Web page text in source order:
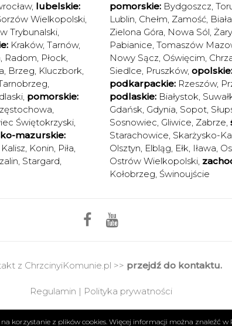
, lubelskie:
Wielkopolski,
Trybunalski,
Kraków, Tarnów,
, Radom, Płock,
, Brzeg, Kluczbork,
,
, pomorskie:
,
Świętokrzyski,
mazurskie:
Kalisz, Konin, Piła,
, Stargard,
pomorskie: Bydgoszcz,
Lublin, Chełm, Zamość,
Zielona Góra, Nowa Sól, Żary
Pabianice, Tomaszów
Nowy Sącz, Oświęcim,
Siedlce, Pruszków, opolskie:
podkarpackie: Rzeszów,
podlaskie: Białystok,
Gdańsk, Gdynia, Sopot,
Sosnowiec, Gliwice, Zabrze,
Starachowice, Skarżysko-
Olsztyn, Elbląg, Ełk, Iława,
Ostrów Wielkopolski,
Kołobrzeg, Świnoujście
z ChrzcinyiKomunie.pl >> przejdź do kontaktu.
Regulamin | Polityka prywatności
korzystanie z plików cookies. Więcej informacji można znaleźć w